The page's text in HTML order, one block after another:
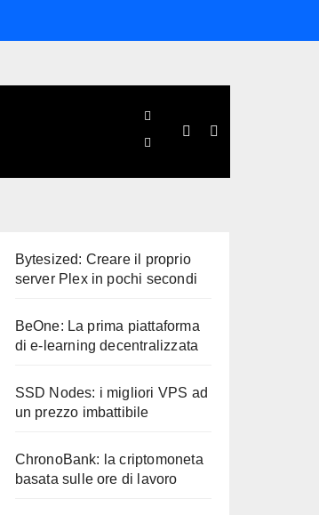
Bytesized: Creare il proprio
server Plex in pochi secondi
BeOne: La prima piattaforma
di e-learning decentralizzata
SSD Nodes: i migliori VPS ad
un prezzo imbattibile
ChronoBank: la criptomoneta
basata sulle ore di lavoro